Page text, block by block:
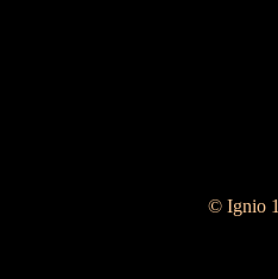
© Ignio